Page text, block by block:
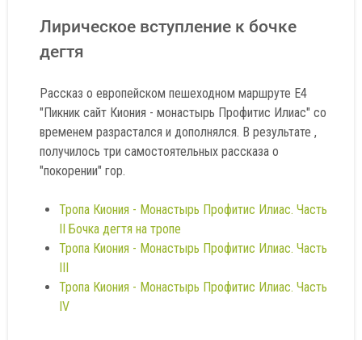
Лирическое вступление к бочке
дегтя
Рассказ о европейском пешеходном маршруте Е4
"Пикник сайт Киония - монастырь Профитис Илиас" со
временем разрастался и дополнялся. В результате ,
получилось три самостоятельных рассказа о
"покорении" гор.
Тропа Киония - Монастырь Профитис Илиас. Часть
II Бочка дегтя на тропе
Тропа Киония - Монастырь Профитис Илиас. Часть
Тропа Киония - Монастырь Профитис Илиас. Часть
IV